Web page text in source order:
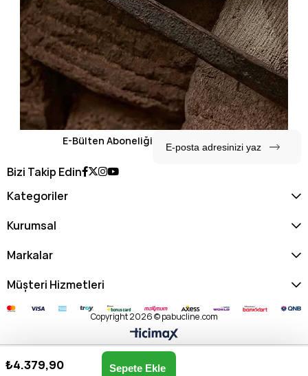
E-Bülten Aboneliği
Bizi Takip Edin
Kategoriler
Kurumsal
Markalar
Müşteri Hizmetleri
Copyright 2026 © pabucline.com
Kadın Omuz Çantası US25520-KAHVE
₺4.379,90
Anasayfa Favorilerim